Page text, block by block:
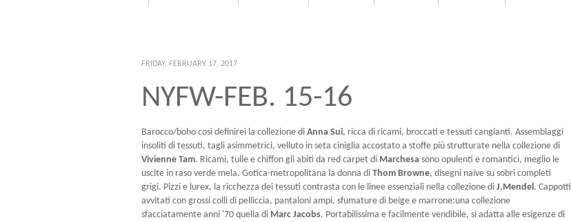
FRIDAY, FEBRUARY 17, 2017
NYFW-FEB. 15-16
Barocco/boho così definirei la collezione di Anna Sui, ricca di ricami, broccati e tessuti cangianti. Assemblaggi
insoliti di tessuti, tagli asimmetrici, velluto in seta ciniglia accostato a stoffe più strutturate nella collezione di
Vivienne Tam. Ricami, tulle e chiffon gli abiti da red carpet di Marchesa sono opulenti e romantici, meglio le
uscite in raso verde mela. Gotica-metropolitana la donna di Thom Browne, disegni naïve su sobri completi
grigi. Pizzi e lurex, la ricchezza dei tessuti contrasta con le linee essenziali nella collezione di J.Mendel . Cappotti
avvitati con grossi colli di pelliccia, pantaloni ampi, sfumature di beige e marrone:una collezione
sfacciatamente anni '70 quella di Marc Jacobs. Portabilissima e facilmente vendibile, si adatta alle esigenze di